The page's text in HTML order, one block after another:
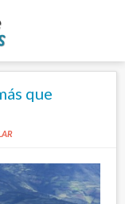
que